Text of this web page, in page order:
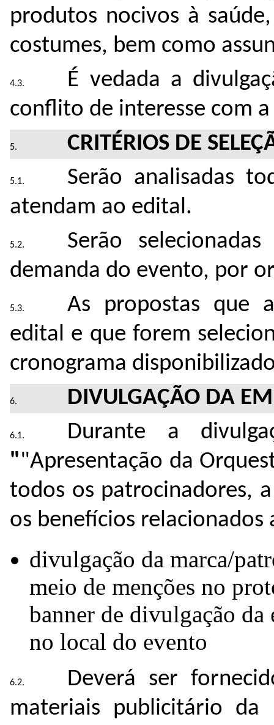
produtos nocivos à
costumes, bem como
É vedada a
conflito de interesse com a
CRITÉRIOS DE
Serão analisadas
atendam ao edital.
Serão
demanda do evento, por
As propostas que
edital e que forem
cronograma
DIVULGAÇÃO DA
Durante a
""Apresentação da
todos os patrocinadores,
os benefícios relacionados
divulgação da marca/
meio de menções no
banner de divulgação da
no local do evento
Deverá ser
materiais publicitário da